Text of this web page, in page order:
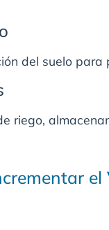
del suelo para
riego,